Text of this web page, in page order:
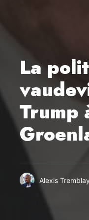
La
Trump
Alexis Tremblay